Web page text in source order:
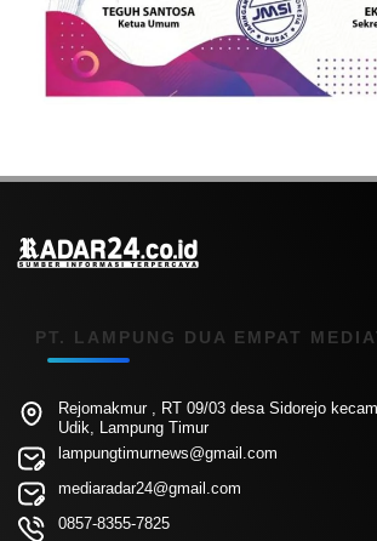
PT. LAMPUNG DUA EMPAT
Rejomakmur , RT 09/03 desa Sidorejo
Udik, Lampung Timur
lampungtimurnews@gmail.com
mediaradar24@gmail.com
0857-8355-7825